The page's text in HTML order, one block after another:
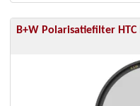
B+W Polarisatiefilter